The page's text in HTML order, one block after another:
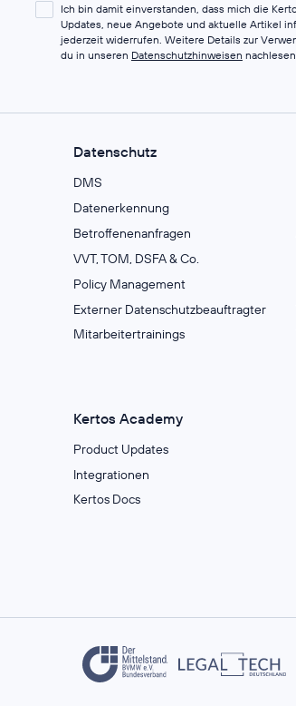
Ich bin damit einverstanden, dass mich die
Updates, neue Angebote und aktuelle Artikel
jederzeit widerrufen. Weitere Details zur
du in unseren Datenschutzhinweisen nachlesen.
Datenschutz
DMS
Datenerkennung
Betroffenenanfragen
VVT, TOM, DSFA & Co.
Policy Management
Externer Datenschutzbeauftragter
Mitarbeitertrainings
Kertos Academy
Product Updates
Integrationen
Kertos Docs